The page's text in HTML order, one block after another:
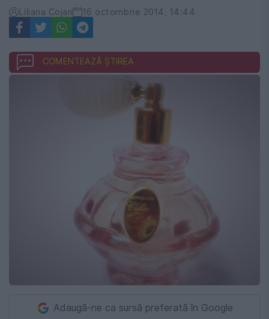
ZileiLiliana Cojan 16 octombrie 2014, 14:44
COMENTEAZĂ ȘTIREA
Adaugă-ne ca sursă preferată în Google